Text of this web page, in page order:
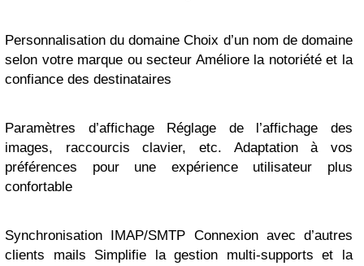
Personnalisation du domaine Choix d’un nom de domaine
selon votre marque ou secteur Améliore la notoriété et la
confiance des destinataires
Paramètres d’affichage Réglage de l’affichage des
images, raccourcis clavier, etc. Adaptation à vos
préférences pour une expérience utilisateur plus
confortable
Synchronisation IMAP/SMTP Connexion avec d’autres
clients mails Simplifie la gestion multi-supports et la